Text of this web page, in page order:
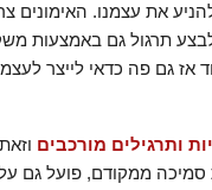
את עצמנו. האימונים
לבצע תרגול גם באמצעות
אז גם פה כדאי לייצר
ותרגילים מורכבים
סמיכה ממקודם, פועל גם